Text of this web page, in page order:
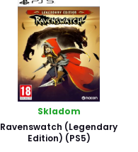
Skladom
Ravenswatch (Legendary
Edition) (PS5)